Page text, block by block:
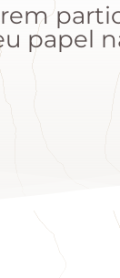
papel